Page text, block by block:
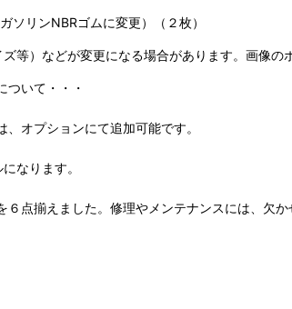
ソリンNBRゴムに変更）（２枚）
等）などが変更になる場合があります。画像
ついて・・・
オプションにて追加可能です。
なります。
６点揃えました。修理やメンテナンスには、欠